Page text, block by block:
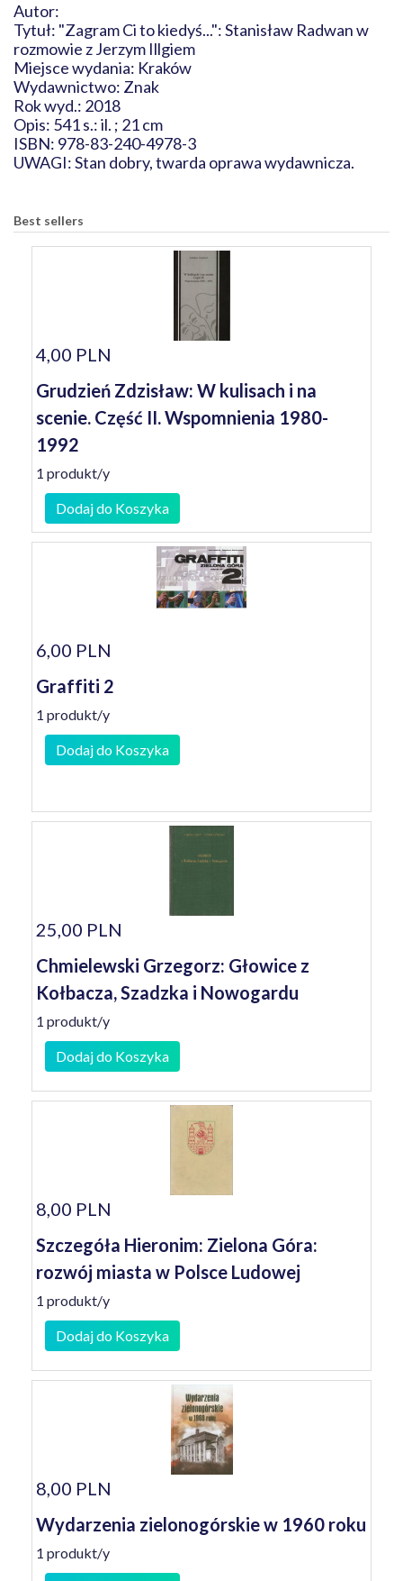
Autor:
Tytuł: "Zagram Ci to kiedyś...": Stanisław Radwan w
rozmowie z Jerzym Illgiem
Miejsce wydania: Kraków
Wydawnictwo: Znak
Rok wyd.: 2018
Opis: 541 s.: il. ; 21 cm
ISBN: 978-83-240-4978-3
UWAGI: Stan dobry, twarda oprawa wydawnicza.
Best sellers
4,00 PLN
Grudzień Zdzisław: W kulisach i na
scenie. Część II. Wspomnienia 1980-
1992
1 produkt/y
Dodaj do Koszyka
6,00 PLN
Graffiti 2
1 produkt/y
Dodaj do Koszyka
25,00 PLN
Chmielewski Grzegorz: Głowice z
Kołbacza, Szadzka i Nowogardu
1 produkt/y
Dodaj do Koszyka
8,00 PLN
Szczegóła Hieronim: Zielona Góra:
rozwój miasta w Polsce Ludowej
1 produkt/y
Dodaj do Koszyka
8,00 PLN
Wydarzenia zielonogórskie w 1960 roku
1 produkt/y